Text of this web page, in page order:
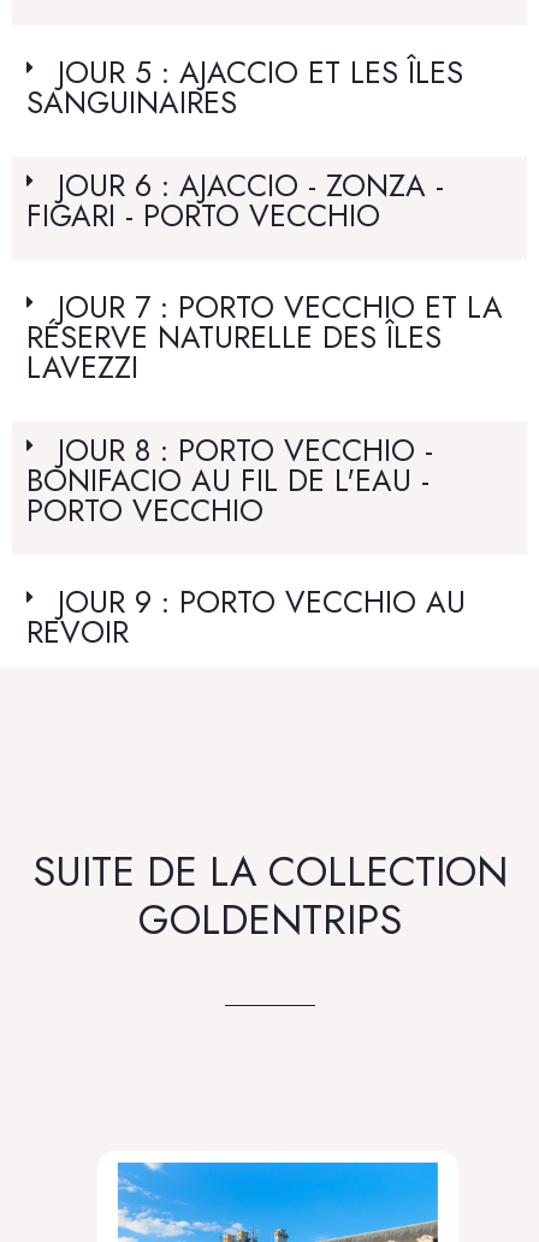
JOUR 5 : AJACCIO ET LES ÎLES
SANGUINAIRES
JOUR 6 : AJACCIO - ZONZA -
FIGARI - PORTO VECCHIO
JOUR 7 : PORTO VECCHIO ET LA
RÉSERVE NATURELLE DES ÎLES
LAVEZZI
JOUR 8 : PORTO VECCHIO -
BONIFACIO AU FIL DE L'EAU -
PORTO VECCHIO
JOUR 9 : PORTO VECCHIO AU
REVOIR
SUITE DE LA COLLECTION
GOLDENTRIPS